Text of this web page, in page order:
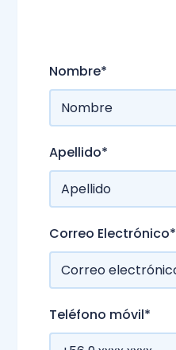
Nombre*
Apellido*
Correo Electrónico*
Teléfono móvil*